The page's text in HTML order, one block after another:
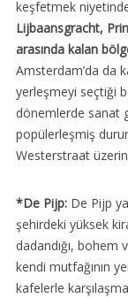
keşfetmek
Lijbaansgracht,
arasında kalan
Amsterdam’da da
yerleşmeyi seçtiği
dönemlerde sanat
popülerleşmiş
Westerstraat
*De Pijp:De Pijp ya
şehirdeki yüksek
dadandığı,
kendi mutfağının
kafelerle